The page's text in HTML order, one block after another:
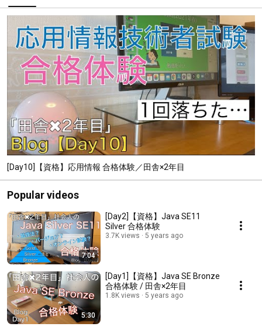
[Day10]【資格】応用情報 合格体験／田舎×2年目
Popular videos
7:04
[Day2]【資格】Java SE11
Silver 合格体験
3.7K views 5 years ago
5:30
[Day1]【資格】Java SE Bronze
合格体験 / 田舎×2年目
1.8K views 5 years ago